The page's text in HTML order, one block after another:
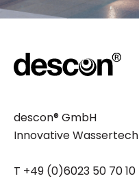
descon® GmbH
Innovative
T +49 (0)6023 50 70 10